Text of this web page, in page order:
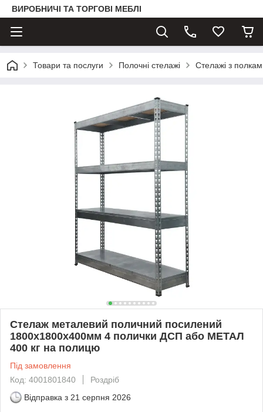
ВИРОБНИЧІ ТА ТОРГОВІ МЕБЛІ
Товари та послуги Полочні стелажі Стелажі з
Стелаж металевий поличний посилений
1800х1800х400мм 4 полички ДСП або МЕТАЛ
400 кг на полицю
Під замовлення
Код: 4001801840
Роздріб
Відправка з 21 серпня 2026